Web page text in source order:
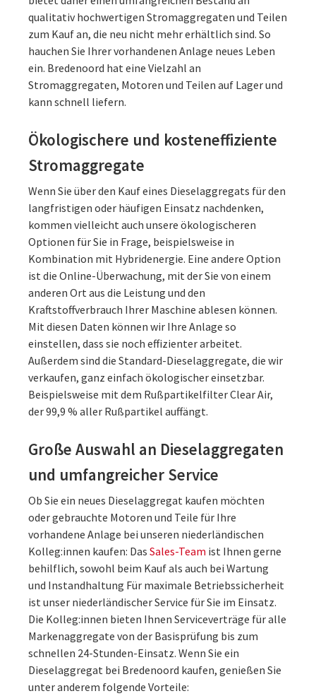
qualitativ hochwertigen Stromaggregaten und Teilen
zum Kauf an, die neu nicht mehr erhältlich sind. So
hauchen Sie Ihrer vorhandenen Anlage neues Leben
ein. Bredenoord hat eine Vielzahl an
Stromaggregaten, Motoren und Teilen auf Lager und
kann schnell liefern.
Ökologischere und kosteneffiziente
Stromaggregate
Wenn Sie über den Kauf eines Dieselaggregats für den
langfristigen oder häufigen Einsatz nachdenken,
kommen vielleicht auch unsere ökologischeren
Optionen für Sie in Frage, beispielsweise in
Kombination mit Hybridenergie. Eine andere Option
ist die Online-Überwachung, mit der Sie von einem
anderen Ort aus die Leistung und den
Kraftstoffverbrauch Ihrer Maschine ablesen können.
Mit diesen Daten können wir Ihre Anlage so
einstellen, dass sie noch effizienter arbeitet.
Außerdem sind die Standard-Dieselaggregate, die wir
verkaufen, ganz einfach ökologischer einsetzbar.
Beispielsweise mit dem Rußpartikelfilter Clear Air,
der 99,9 % aller Rußpartikel auffängt.
Große Auswahl an Dieselaggregaten
und umfangreicher Service
Ob Sie ein neues Dieselaggregat kaufen möchten
oder gebrauchte Motoren und Teile für Ihre
vorhandene Anlage bei unseren niederländischen
Kolleg:innen kaufen: Das Sales-Team ist Ihnen gerne
behilflich, sowohl beim Kauf als auch bei Wartung
und Instandhaltung Für maximale Betriebssicherheit
ist unser niederländischer Service für Sie im Einsatz.
Die Kolleg:innen bieten Ihnen Serviceverträge für alle
Markenaggregate von der Basisprüfung bis zum
schnellen 24-Stunden-Einsatz. Wenn Sie ein
Dieselaggregat bei Bredenoord kaufen, genießen Sie
unter anderem folgende Vorteile: